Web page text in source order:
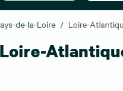
de-la-Loire Loire-